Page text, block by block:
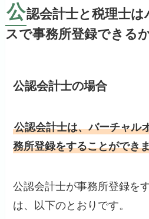
公認会計士と税理士
スで事務所登録できる
公認会計士の場合
公認会計士は、バーチャル
務所登録をすることができ
公認会計士が事務所登録を
は、以下のとおりです。